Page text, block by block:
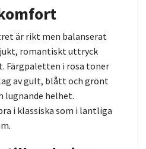
är rikt men balanserat
romantiskt uttryck
Färgpaletten i rosa toner
av gult, blått och grönt
lugnande helhet.
i klassiska som i lantliga